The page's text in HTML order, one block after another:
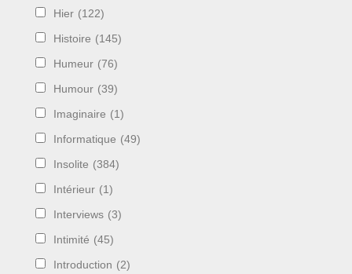
Hier (122)
Histoire (145)
Humeur (76)
Humour (39)
Imaginaire (1)
Informatique (49)
Insolite (384)
Intérieur (1)
Interviews (3)
Intimité (45)
Introduction (2)